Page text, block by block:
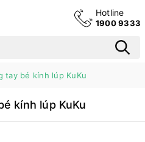
Hotline
1900 9333
tay bé kính lúp KuKu
kính lúp KuKu